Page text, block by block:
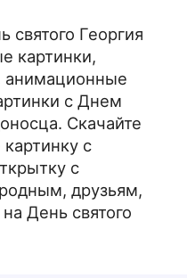
Георгия
картинки,
анимационные
с Днем
Скачайте
с
с
друзьям,
День святого